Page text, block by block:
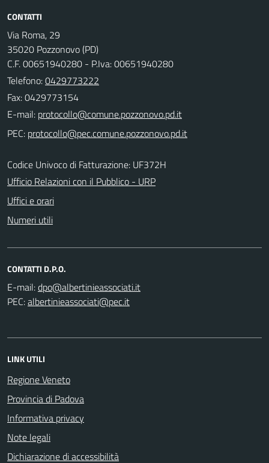
CONTATTI
Via Roma, 29
35020 Pozzonovo (PD)
C.F. 00651940280 - P.Iva: 00651940280
Telefono:0429773222
Fax: 0429773154
E-mail:
PEC:
Codice Univoco di Fatturazione: UF372H
Ufficio Relazioni con il Pubblico - URP
Uffici e orari
Numeri utili
CONTATTI D.P.O.
E-mail:
PEC:
LINK UTILI
Regione Veneto
Provincia di Padova
Informativa privacy
Note legali
Dichiarazione di accessibilità